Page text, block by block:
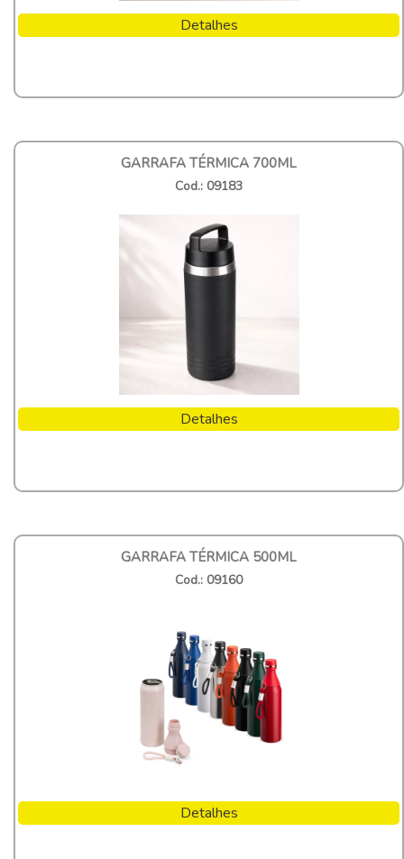
Detalhes
GARRAFA TÉRMICA 700ML
Cod.: 09183
Detalhes
GARRAFA TÉRMICA 500ML
Cod.: 09160
Detalhes